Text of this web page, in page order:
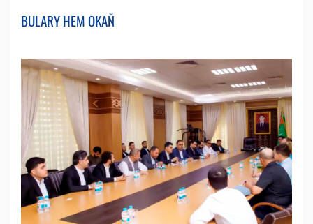
BULARY HEM OKAŇ